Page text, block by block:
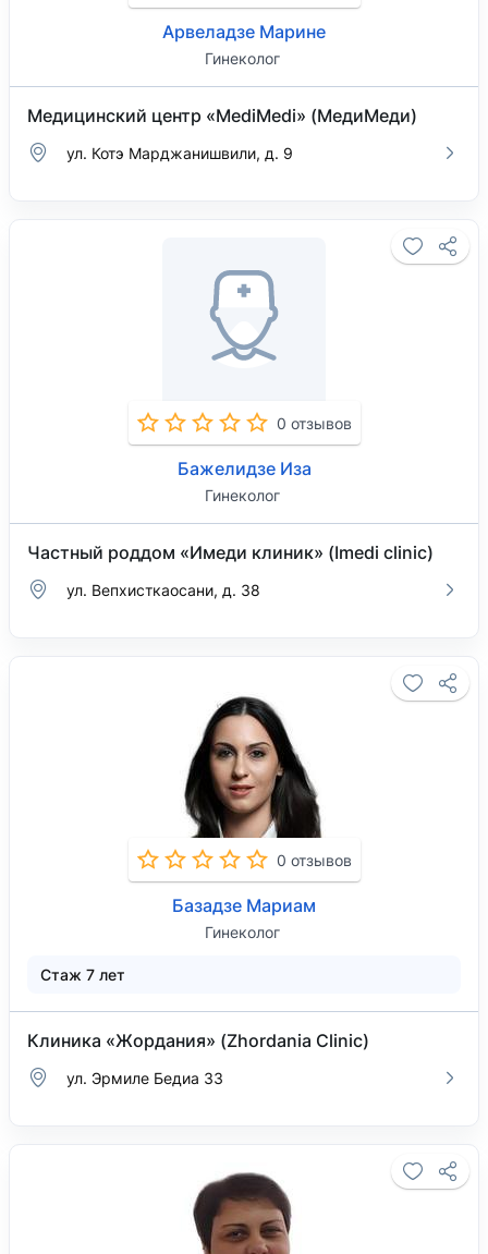
Арвеладзе Марине
Гинеколог
Медицинский центр «MediMedi» (МедиМеди)
ул. Котэ Марджанишвили, д. 9
0 отзывов
Бажелидзе Иза
Гинеколог
Частный роддом «Имеди клиник» (Imedi clinic)
ул. Вепхисткаосани, д. 38
0 отзывов
Базадзе Мариам
Гинеколог
Стаж 7 лет
Клиника «Жордания» (Zhordania Clinic)
ул. Эрмиле Бедиа 33